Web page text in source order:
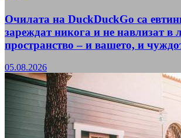
Очилата на DuckDuckGo са
зареждат никога и не навлизат в
пространство – и вашето, и
05.08.2026